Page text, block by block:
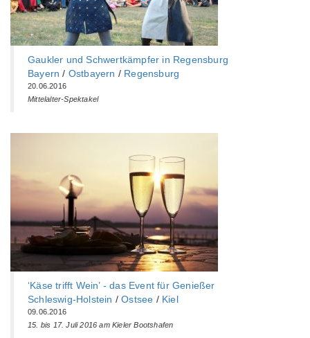
Gaukler und Schwertkämpfer in Regensburg
Bayern / Ostbayern / Regensburg
20.06.2016
Mittelalter-Spektakel
‘Käse trifft Wein’ - das Event für Genießer
Schleswig-Holstein /Ostsee / Kiel
09.06.2016
15. bis 17. Juli 2016 am Kieler Bootshafen